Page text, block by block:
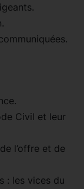
Civil et leur
l’offre et de
: les vices du